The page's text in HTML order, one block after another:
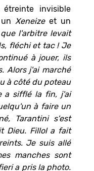
invisible
Xeneizeet un
l'arbitre levait
fléchi et tac ! Je
à jouer, ils
Alors j'ai marché
à côté du poteau
a sifflé la fin, j'ai
à faire un
Tarantini s'est
Dieu. Fillol a fait
Je suis allé
manches sont
a pris la photo.